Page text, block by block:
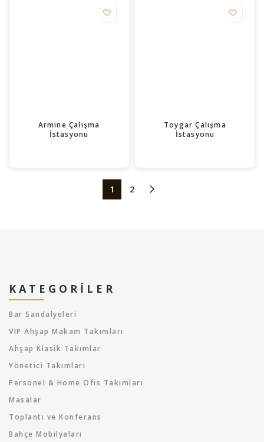
Armine Çalışma
İstasyonu
Toygar Çalışma
İstasyonu
1 2
KATEGORILER
Bar Sandalyeleri
VIP Ahşap Makam Takımları
Ahşap Klasik Takımlar
Yönetici Takımları
Personel & Home Ofis Takımları
Masalar
Toplantı ve Konferans
Bahçe Mobilyaları